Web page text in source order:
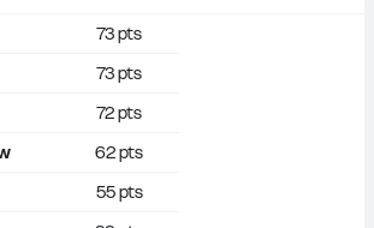
73 pts
73 pts
72 pts
62 pts
55 pts